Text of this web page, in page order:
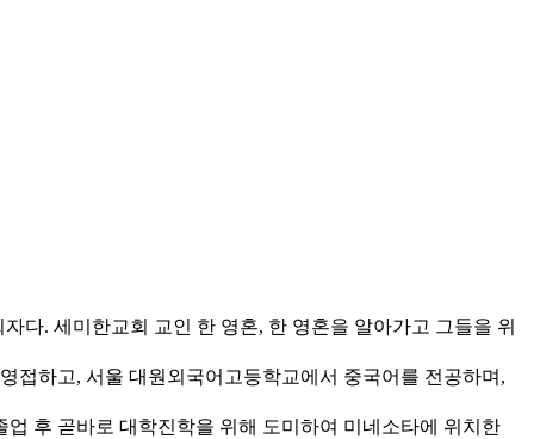
다. 세미한교회 교인 한 영혼, 한 영혼을 알아가고 그들을 위
접하고, 서울 대원외국어고등학교에서 중국어를 전공하며,
후 곧바로 대학진학을 위해 도미하여 미네소타에 위치한